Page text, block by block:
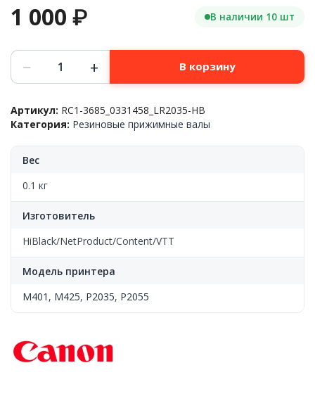
1 000 ₽ В наличии 10 шт
Количество
товара
Резиновый
HP™
LJ
RC1-
− + В корзину
Артикул: RC1-3685_0331458_LR2035-HB
Категория: Резиновые прижимные валы
Вес
0.1 кг
Изготовитель
HiBlack/NetProduct/Content/VTT
Модель принтера
M401 , M425, P2035, P2055